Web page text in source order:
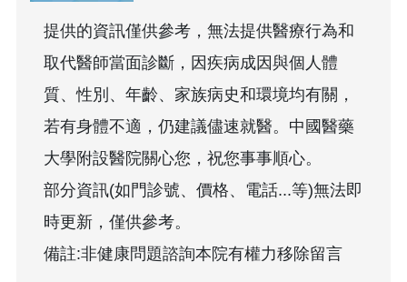
提供的資訊僅供參考，無法提供醫療行為和
取代醫師當面診斷，因疾病成因與個人體
質、性別、年齡、家族病史和環境均有關，
若有身體不適，仍建議儘速就醫。中國醫藥
大學附設醫院關心您，祝您事事順心。
部分資訊(如門診號、價格、電話...等)無法即
時更新，僅供參考。
備註:非健康問題諮詢本院有權力移除留言